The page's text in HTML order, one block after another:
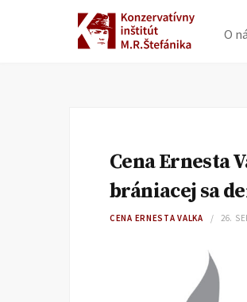
O
Cena Ernesta
brániacej sa
CENA ERNESTA VALKA 26.